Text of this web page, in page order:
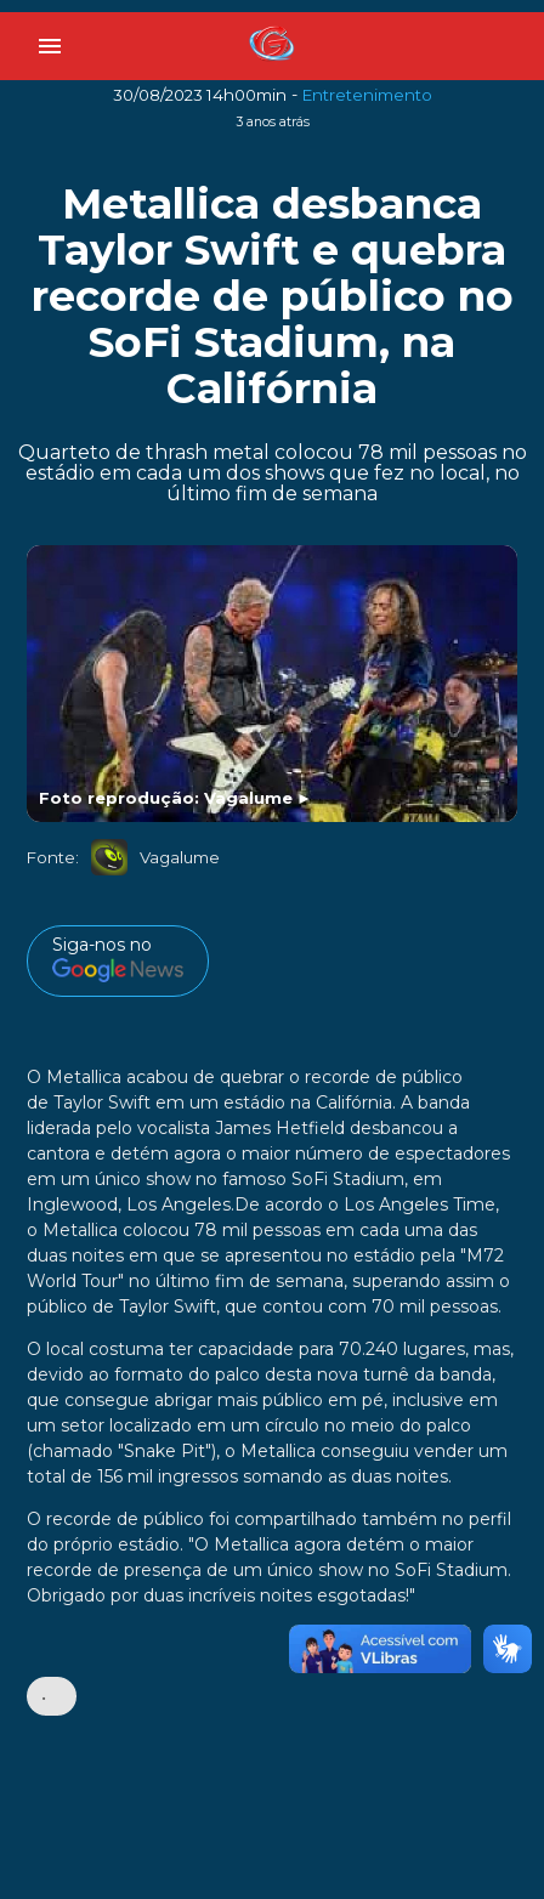
menu
30/08/2023 14h00min - Entretenimento
3 anos atrás
Metallica desbanca
Taylor Swift e quebra
recorde de público no
SoFi Stadium, na
Califórnia
Quarteto de thrash metal colocou 78 mil pessoas no
estádio em cada um dos shows que fez no local, no
último fim de semana
Foto reprodução: Vagalume►
Fonte: Vagalume
Siga-nos no
O Metallica acabou de quebrar o recorde de público
de Taylor Swift em um estádio na Califórnia. A banda
liderada pelo vocalista James Hetfield desbancou a
cantora e detém agora o maior número de espectadores
em um único show no famoso SoFi Stadium, em
Inglewood, Los Angeles.De acordo o Los Angeles Time,
o Metallica colocou 78 mil pessoas em cada uma das
duas noites em que se apresentou no estádio pela "M72
World Tour" no último fim de semana, superando assim o
público de Taylor Swift, que contou com 70 mil pessoas.
O local costuma ter capacidade para 70.240 lugares, mas,
devido ao formato do palco desta nova turnê da banda,
que consegue abrigar mais público em pé, inclusive em
um setor localizado em um círculo no meio do palco
(chamado "Snake Pit"), o Metallica conseguiu vender um
total de 156 mil ingressos somando as duas noites.
O recorde de público foi compartilhado também no perfil
do próprio estádio. "O Metallica agora detém o maior
recorde de presença de um único show no SoFi Stadium.
Obrigado por duas incríveis noites esgotadas!"
•